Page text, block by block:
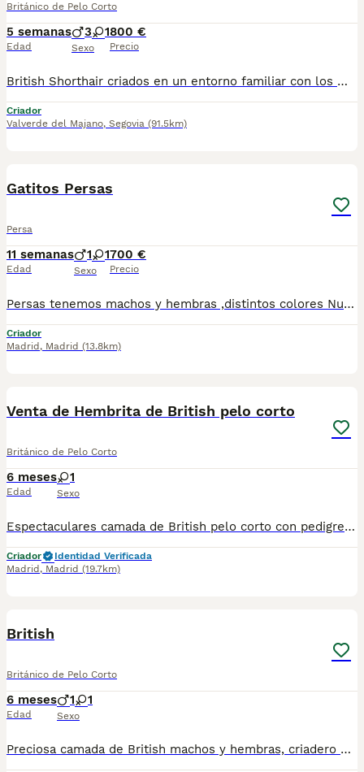
Británico de Pelo Corto
5 semanas
Edad
3 1
Sexo
800 €
Precio
British Shorthair criados en un entorno familiar con los mejores cuidados en núcleo zoológico habilitado. Como veterinario, doy máxima importancia a la salud y al bienestar de mis gatos. Todos los gatitos se entregan revisados, vacunados, desparasitados, con microchip y cartilla sanitaria al día, ofreciendo todas las garantías sanitarias y el asesoramiento necesario para su correcta adaptación a su nuevo hogar. Solo se entregan a familias responsables que les proporcionen un hogar para toda la vida. No se entregan hasta los 2.5 meses de edad.
Criador
Valverde del Majano, Segovia (91.5km)
Gatitos Persas
Persa
11 semanas
Edad
1 1
Sexo
700 €
Precio
Persas tenemos machos y hembras ,distintos colores Nuestros cachorros nacen y crecen en un ambiente familiar ,sin jaulas ,con un respeto y exclusiva cria,somos respetuosos con el tiempo de destete ,cada gatito necesita su tiempo.. Destetamos con un pienso de alta calidad revisados ,desde el nacimiento ,hasta la entrega por un veterinario competente ,buscando siempre el bienestar de nuestros animales.. Sociabilizados y equilibrados tanto padres como gatitos Se entregan con todo el protocolo veterinario legal,y garantías por escrito completas.. Tenemos servicio de entrega personalizado a cualquier punto de España,directo.. Precio Real!! Dejanos tú teléfono y te mandamos toda la información fotos y vídeos ..
Criador
Madrid , Madrid (13.8km)
Venta de Hembrita de British pelo corto
Británico de Pelo Corto
6 meses
Edad
1
Sexo
Espectaculares camada de British pelo corto con pedigree. Todos los cachorritos se entregan con unos dos meses y medio de edad y sus vacunas correspondientes, desparasitados interna y externamente, con certificado de salud, y garantía tanto por enfermedad vírica como congénito genética. Posibilidad de entregar en toda España mediante transporte propio preparado para animales y con chofer privado. Los precios pueden variar según las características y morfología de cada cachorro. Añádenos al whats app o llámanos, y encantados atenderemos todas tus dudas y consultas. Teléfono / Whats app: 641 92 23 90
Criador
Identidad Verificada
Madrid , Madrid (19.7km)
British
Británico de Pelo Corto
6 meses
Edad
1 1
Sexo
Preciosa camada de British machos y hembras, criadero profesional, se entregan con su cartilla veterinaria, vacunados y desparasitados con garantía vírica y congénitas, compra en confianza, los precios varian según camada pelaje y sexo, hacemos envios a contrareembolso a toda españa con chófer particular a cargo del comprador. Facebook Nuestros Peludos Tlf 641922390